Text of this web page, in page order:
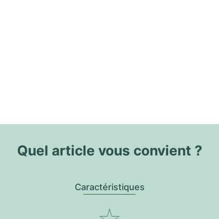
Quel article vous convient ?
Caractéristiques